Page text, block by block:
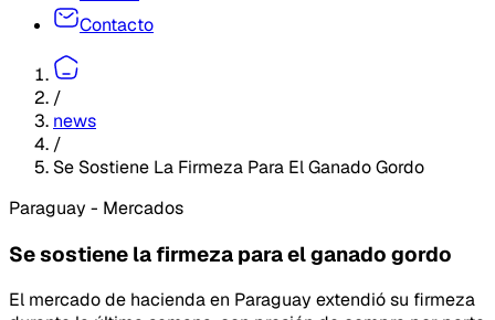
Contacto
/
news
/
Se Sostiene La Firmeza Para El Ganado Gordo
Paraguay - Mercados
Se sostiene la firmeza para el ganado gordo
El mercado de hacienda en Paraguay extendió su firmeza